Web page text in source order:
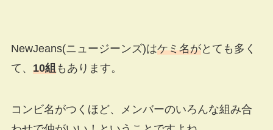
NewJeans(ニュージーンズ)はケミ名がとても多く
て、 10組もあります。
コンビ名がつくほど、メンバーのいろんな組み合